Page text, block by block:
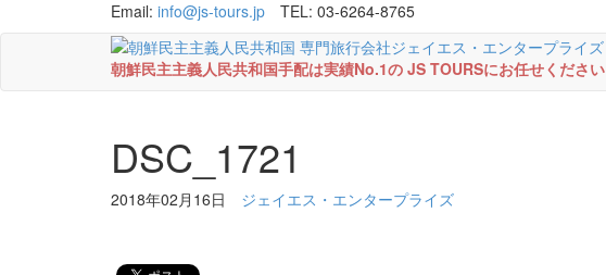
Email: info@js-tours.jp TEL: 03-6264-8765
朝鮮民主主義人民共和国手配は実績No.1の JS TOURSにお任せください
DSC_1721
2018年02月16日 ジェイエス・エンタープライズ